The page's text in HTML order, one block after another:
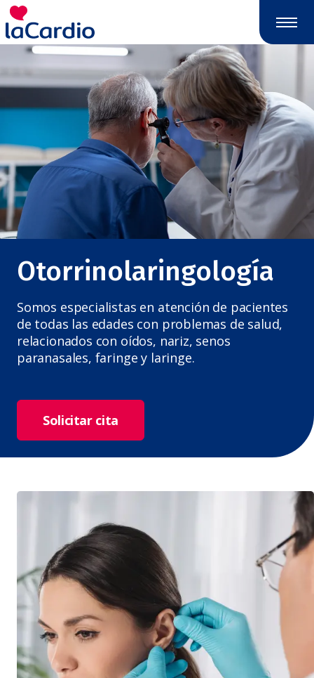
Nota:
este
sitio
incluye
un
sistema
accesibilidad.
Otorrinolaringología
Somos especialistas en atención de pacientes
de todas las edades con problemas de salud,
relacionados con oídos, nariz, senos
paranasales, faringe y laringe.
Solicitar cita